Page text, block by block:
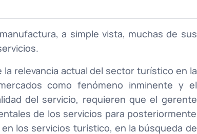
a simple vista, muchas de sus
relevancia actual del sector turístico en la
como fenómeno inminente y el
del servicio, requieren que el gerente
de los servicios para posteriormente
los servicios turístico, en la búsqueda de